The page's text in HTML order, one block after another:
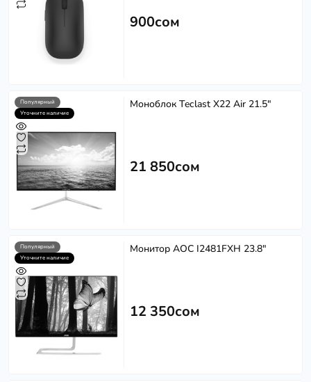
900сом
Популярный
Уточните наличие
Моноблок Teclast X22 Air 21.5"
21 850сом
Популярный
Уточните наличие
Монитор AOC I2481FXH 23.8"
12 350сом